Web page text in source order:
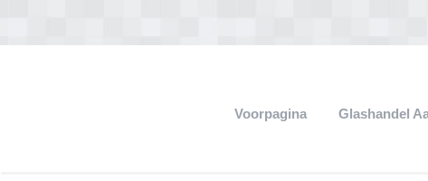
Voorpagina Glashandel